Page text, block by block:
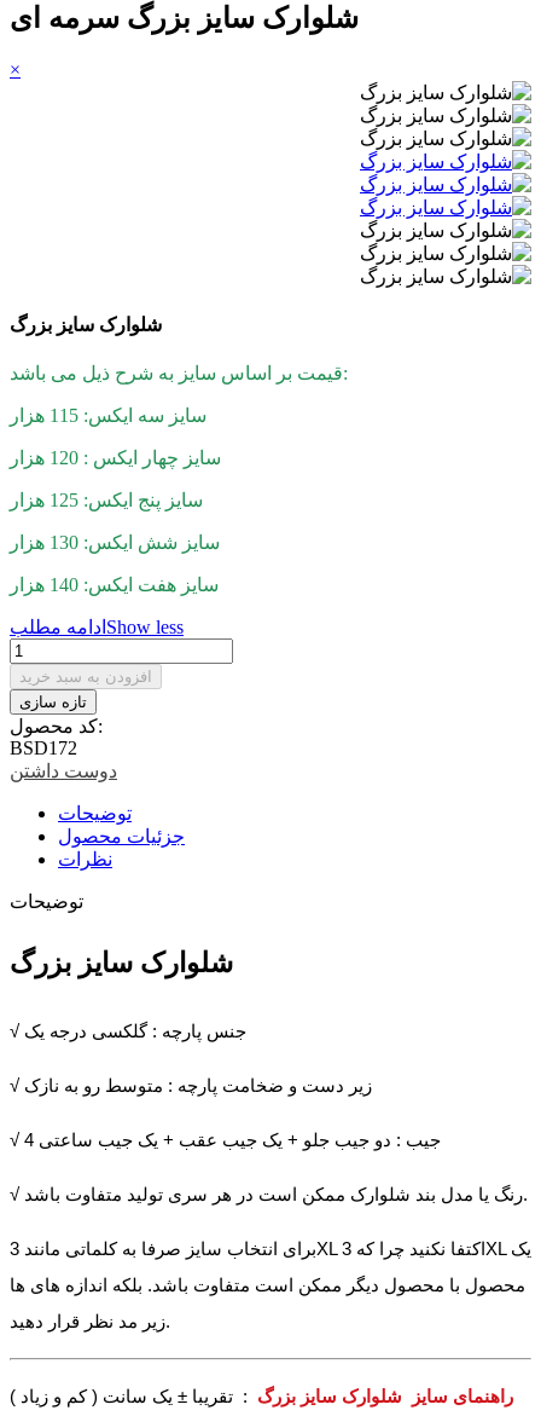
شلوارک سایز بزرگ سرمه ای
×
شلوارک سایز بزرگ
قیمت بر اساس سایز به شرح ذیل می باشد:
سایز چهار ایکس : 120 هزار
سایز پنج ایکس: 125 هزار
سایز شش ایکس: 130 هزار
سایز هفت ایکس: 140 هزار
ادامه مطلب Show less
افزودن به سبد خرید
کد محصول:
BSD172
دوست داشتن
توضیحات
جزئیات محصول
نظرات
توضیحات
شلوارک سایز بزرگ
√ جنس پارچه : گلکسی درجه یک
√ 4 جیب : دو جیب جلو + یک جیب عقب + یک جیب ساعتی
√ رنگ یا مدل بند شلوارک ممکن است در هر سری تولید متفاوت باشد.
برای انتخاب سایز صرفا به کلماتی مانند 3XL اکتفا نکنید چرا که 3XL یک
محصول با محصول دیگر ممکن است متفاوت باشد. بلکه اندازه های ها
زیر مد نظر قرار دهید.
راهنمای سایز شلوارک سایز بزرگ : تقریبا ± یک سانت ( کم و زیاد )